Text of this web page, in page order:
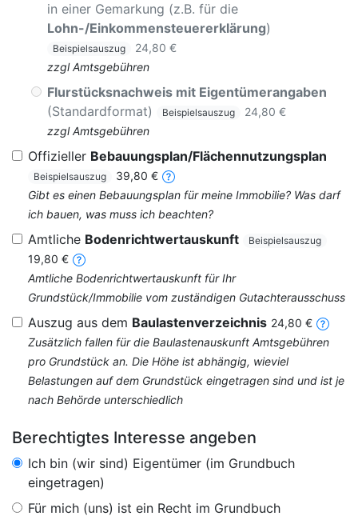
in einer Gemarkung (z.B. für die
Lohn-/Einkommensteuererklärung)
Beispielsauszug
24,80 €
zzgl Amtsgebühren
Flurstücksnachweis mit Eigentümerangaben
(Standardformat)
Beispielsauszug
24,80 €
zzgl Amtsgebühren
Offizieller Bebauungsplan/Flächennutzungsplan
Beispielsauszug
39,80 €
Gibt es einen Bebauungsplan für meine Immobilie? Was darf
ich bauen, was muss ich beachten?
Amtliche Bodenrichtwertauskunft Beispielsauszug
19,80 €
Amtliche Bodenrichtwertauskunft für Ihr
Grundstück/Immobilie vom zuständigen Gutachterausschuss
Auszug aus dem Baulastenverzeichnis 24,80 €
Zusätzlich fallen für die Baulastenauskunft Amtsgebühren
pro Grundstück an. Die Höhe ist abhängig, wieviel
Belastungen auf dem Grundstück eingetragen sind und ist je
nach Behörde unterschiedlich
Berechtigtes Interesse angeben
Ich bin (wir sind) Eigentümer (im Grundbuch
eingetragen)
Für mich (uns) ist ein Recht im Grundbuch